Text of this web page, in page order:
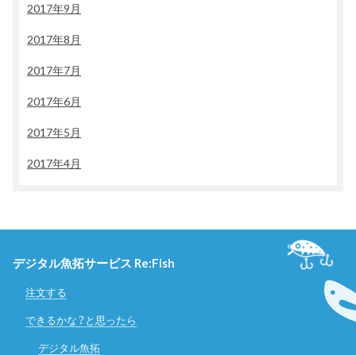
2017年9月
2017年8月
2017年7月
2017年6月
2017年5月
2017年4月
デジタル魚拓サービス Re:Fish
注文する
できるかな？と思ったら
デジタル魚拓